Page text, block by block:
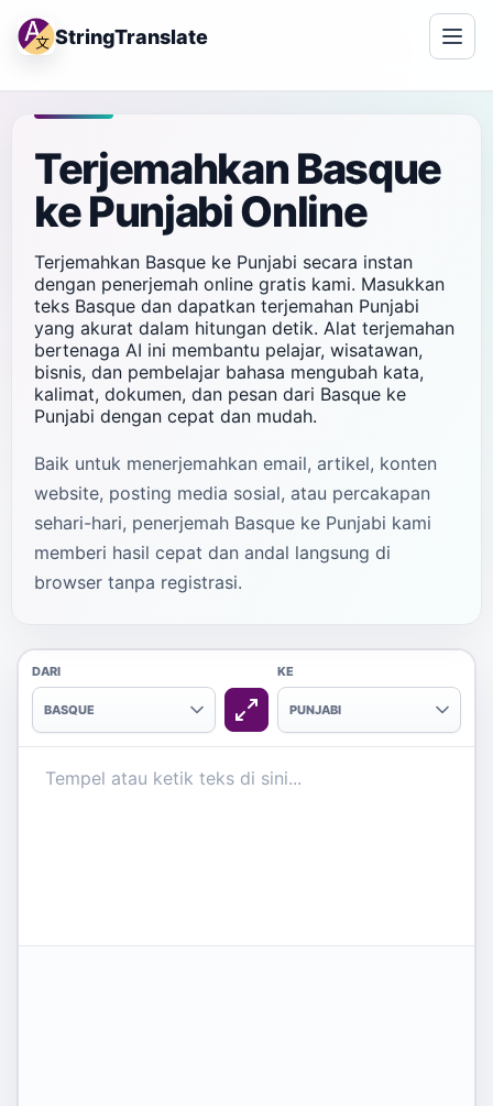
StringTranslate
Terjemahkan Basque
ke Punjabi Online
Terjemahkan Basque ke Punjabi secara instan
dengan penerjemah online gratis kami. Masukkan
teks Basque dan dapatkan terjemahan Punjabi
yang akurat dalam hitungan detik. Alat terjemahan
bertenaga AI ini membantu pelajar, wisatawan,
bisnis, dan pembelajar bahasa mengubah kata,
kalimat, dokumen, dan pesan dari Basque ke
Punjabi dengan cepat dan mudah.
Baik untuk menerjemahkan email, artikel, konten
website, posting media sosial, atau percakapan
sehari-hari, penerjemah Basque ke Punjabi kami
memberi hasil cepat dan andal langsung di
browser tanpa registrasi.
DARI
BASQUE
KE
PUNJABI